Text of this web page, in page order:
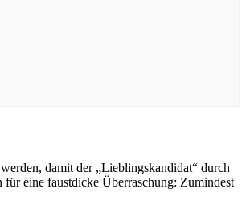
damit der „Lieblingskandidat“ durch
eine faustdicke Überraschung: Zumindest